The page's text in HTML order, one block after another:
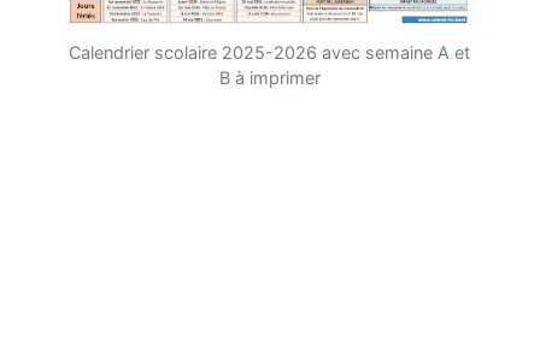
Calendrier scolaire 2025-2026 avec semaine A et
B à imprimer